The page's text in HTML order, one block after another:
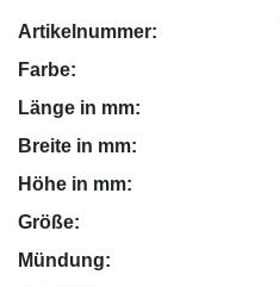
Artikelnummer:
Farbe:
Länge in mm:
Breite in mm:
Höhe in mm:
Größe:
Mündung: